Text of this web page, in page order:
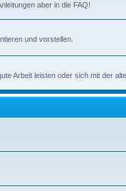
aber in die FAQ!
und vorstellen.
Arbeit leisten oder sich mit der